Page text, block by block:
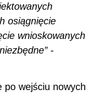
osiągnięcie
wnioskowanych
-
wejściu nowych